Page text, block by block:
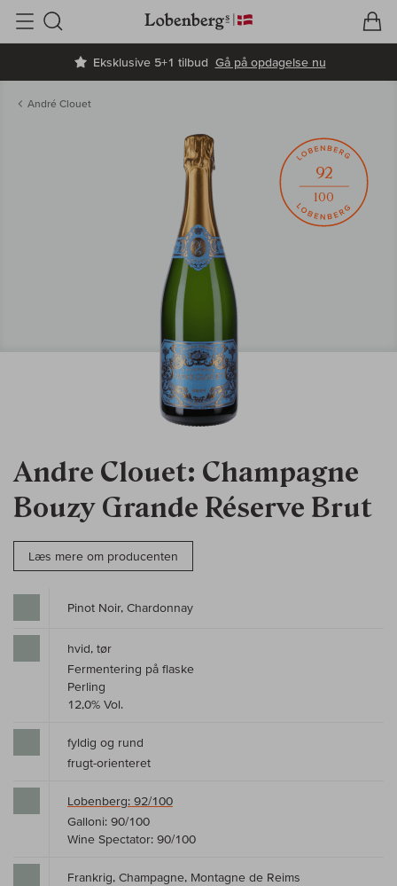
Eksklusive 5+1 tilbud Gå på opdagelse nu
Søg
André Clouet
Andre Clouet: Champagne
Bouzy Grande Réserve Brut
Læs mere om producenten
92
100
Pinot Noir, Chardonnay
hvid, tør
Fermentering på flaske
Perling
12,0% Vol.
fyldig og rund
frugt-orienteret
Lobenberg: 92/100
Galloni: 90/100
Wine Spectator: 90/100
Frankrig, Champagne, Montagne de Reims